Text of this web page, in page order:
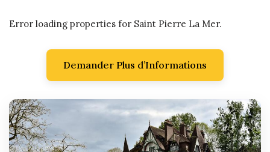
Error loading properties for Saint Pierre La Mer.
Demander Plus d’Informations